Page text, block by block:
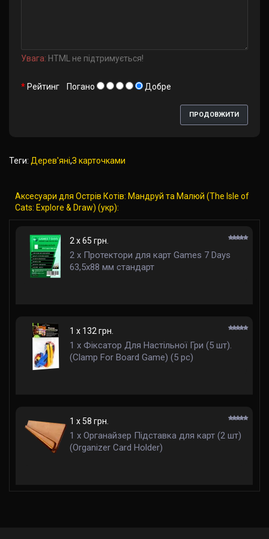
Увага: HTML не підтримується!
Рейтинг Погано Добре
ПРОДОВЖИТИ
Теги: Дерев'яні,З карточками
Аксесуари для Острів Котів: Мандруй та Малюй (The Isle of
Cats: Explore & Draw) (укр):
2 x 65 грн.
2 x Протектори для карт Games 7 Days
63,5x88 мм стандарт
1 x 132 грн.
1 x Фіксатор Для Настільної Гри (5 шт).
(Clamp For Board Game) (5 pc)
1 x 58 грн.
1 x Органайзер Підставка для карт (2 шт)
(Organizer Card Holder)